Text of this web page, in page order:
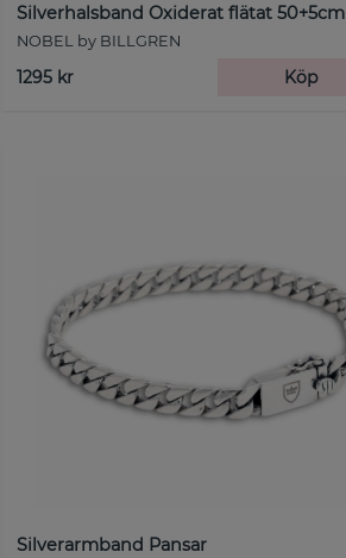
Silverhalsband Oxiderat flätat 50+5cm
NOBEL by BILLGREN
1295 kr Köp
Silverarmband Pansar